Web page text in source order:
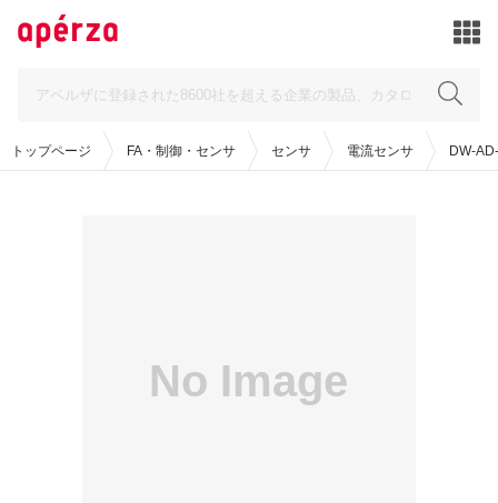
トップページ FA・制御・センサ センサ 電流センサ DW-